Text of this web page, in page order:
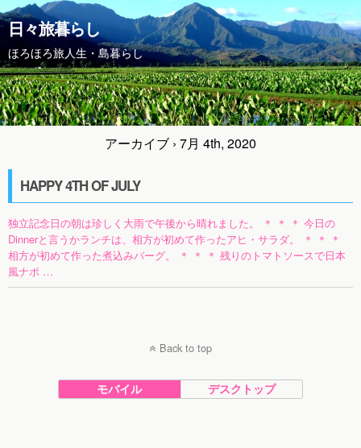
日々旅暮らし
ほろほろ旅人生・島暮らし
アーカイブ › 7月 4th, 2020
HAPPY 4TH OF JULY
独立記念日の朝は珍しく大雨で午後から晴れました。 ＊ ＊ ＊ 今日の
Dinnerと言うかランチは、相方が初めて作ったアヒ・サラダ。 ＊ ＊ ＊
相方が初めて作った煮込みバーグ。 ＊ ＊ ＊ 残りのトマトソースで日本
風ナポ …
Back to top
モバイル デスクトップ